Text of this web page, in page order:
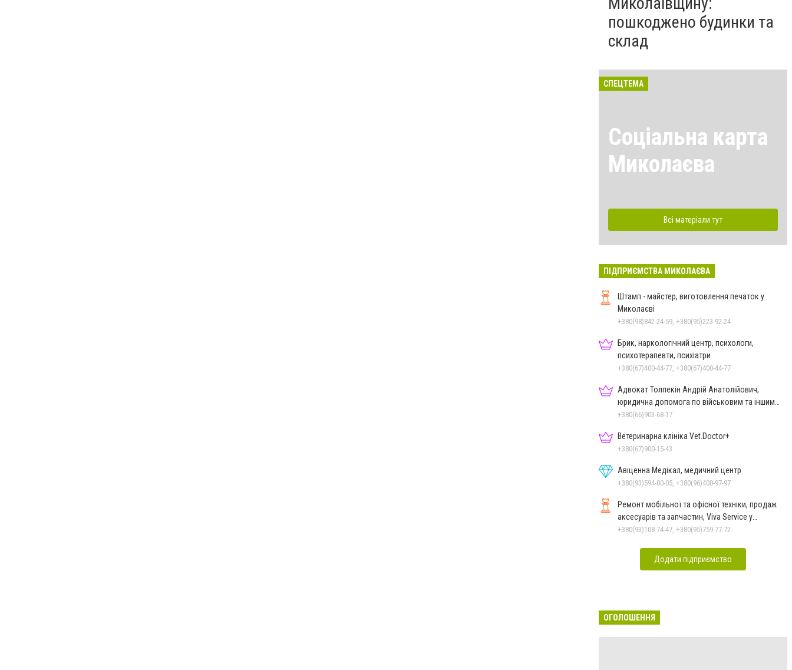
пошкоджено будинки та
склад
СПЕЦТЕМА
Соціальна карта
Миколаєва
Всі матеріали тут
ПІДПРИЄМСТВА МИКОЛАЄВА
Штамп - майстер, виготовлення печаток у
Миколаєві
+380(98)842-24-59, +380(95)223-92-24
Брик, наркологічний центр, психологи,
психотерапевти, психіатри
+380(67)400-44-77, +380(67)400-44-77
Адвокат Толпекін Андрій Анатолійович,
юридична допомога по військовим та іншим
справам
+380(66)903-68-17
Ветеринарна клініка Vet.Doctor+
+380(67)900-15-43
Авіценна Медікал, медичний центр
+380(93)594-00-05, +380(96)400-97-97
Ремонт мобільної та офісної техніки, продаж
аксесуарів та запчастин, Viva Service у
Миколаєві
+380(93)108-74-47, +380(95)759-77-72
Додати підприємство
ОГОЛОШЕННЯ